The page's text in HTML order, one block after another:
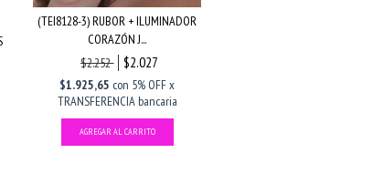
(TEI8128-3) RUBOR + ILUMINADOR
CORAZÓN J...
$2.252
$2.027
$1.925,65 con 5% OFF x
TRANSFERENCIA bancaria